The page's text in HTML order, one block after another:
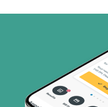
Medicare (2
Nebraska
Optum (1